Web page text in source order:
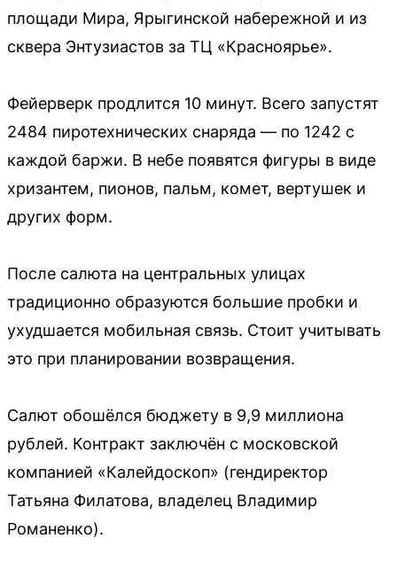
площади Мира, Ярыгинской набережной и из
сквера Энтузиастов за ТЦ «Красноярье».
Фейерверк продлится 10 минут. Всего запустят
2484 пиротехнических снаряда — по 1242 с
каждой баржи. В небе появятся фигуры в виде
хризантем, пионов, пальм, комет, вертушек и
других форм.
После салюта на центральных улицах
традиционно образуются большие пробки и
ухудшается мобильная связь. Стоит учитывать
это при планировании возвращения.
Салют обошёлся бюджету в 9,9 миллиона
рублей. Контракт заключён с московской
компанией «Калейдоскоп» (гендиректор
Татьяна Филатова, владелец Владимир
Романенко).